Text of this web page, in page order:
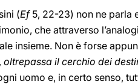
(Ef5, 22-23) non ne parla
che attraverso
insieme. Non è forse
oltrepassa il cerchio dei
uomo e, in certo senso,